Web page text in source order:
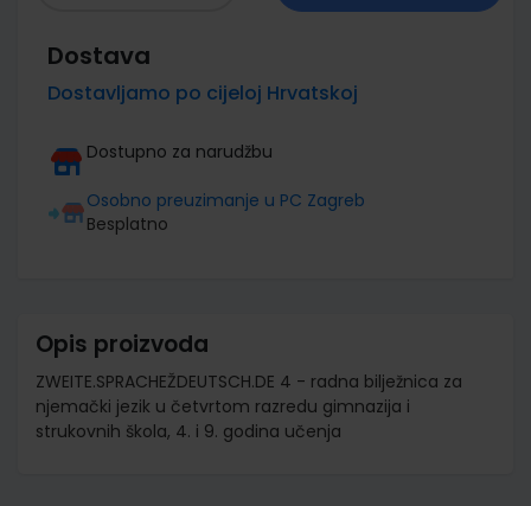
Dostava
Dostavljamo po cijeloj Hrvatskoj
Dostupno za narudžbu
Osobno preuzimanje u PC Zagreb
Besplatno
Opis proizvoda
ZWEITE.SPRACHEŽDEUTSCH.DE 4 - radna bilježnica za
njemački jezik u četvrtom razredu gimnazija i
strukovnih škola, 4. i 9. godina učenja